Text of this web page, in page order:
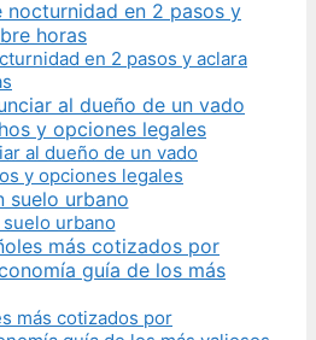
en 2 pasos y aclara
al dueño de un vado
y opciones legales
urbano
más cotizados por